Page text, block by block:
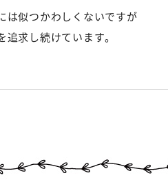
は似つかわしくないですが
求し続けています。